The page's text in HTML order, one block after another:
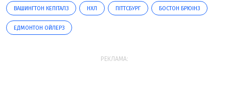
ВАШИНГТОН КЕПІТАЛЗ НХЛ ПІТТСБУРГ БОСТОН БРЮІНЗ
ЕДМОНТОН ОЙЛЕРЗ
РЕКЛАМА: